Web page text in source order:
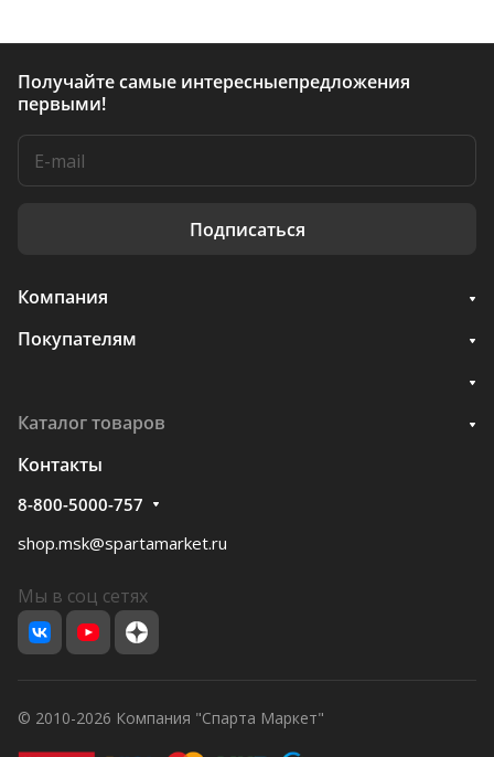
Получайте самые интересныепредложения
первыми!
Подписаться
Компания
Покупателям
Каталог товаров
Контакты
8-800-5000-757
shop.msk@spartamarket.ru
Мы в соц сетях
© 2010-2026 Компания "Спарта Маркет"